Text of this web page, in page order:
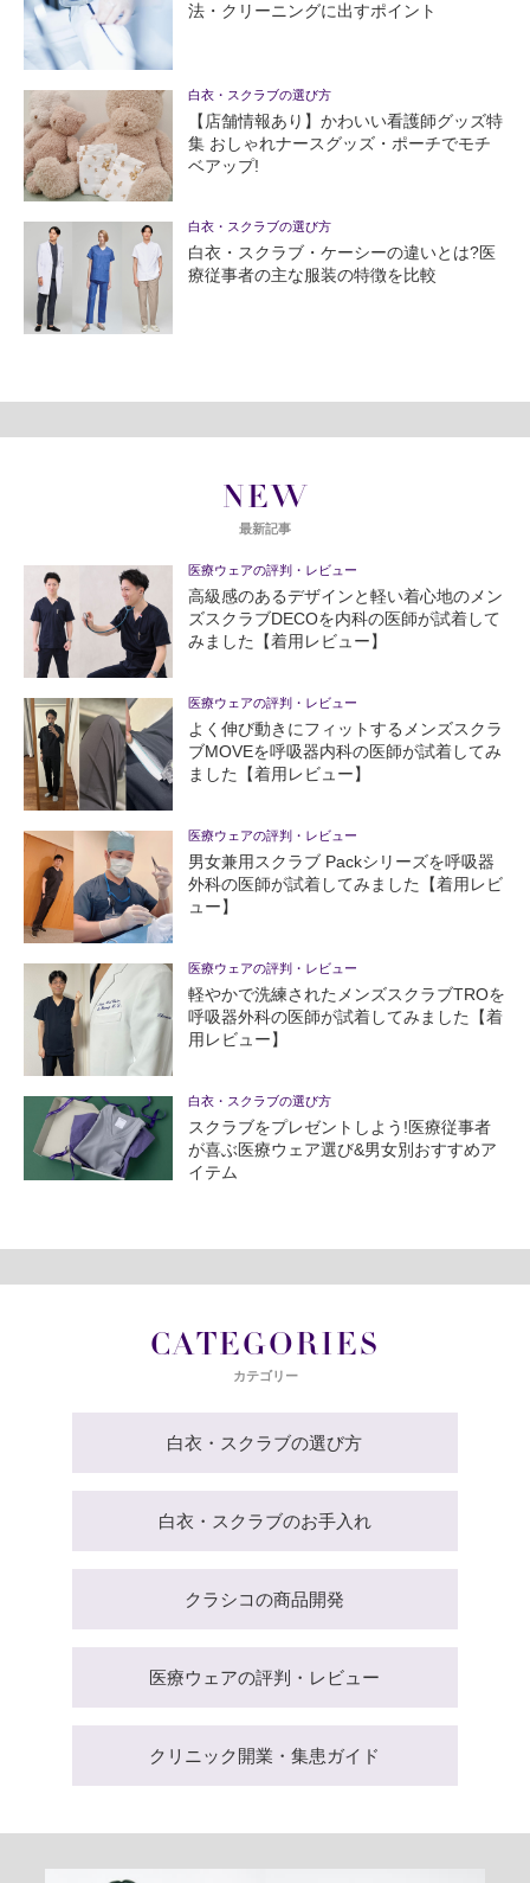
法・クリーニングに出すポイント
白衣・スクラブの選び方
【店舗情報あり】かわいい看護師グッズ特
集 おしゃれナースグッズ・ポーチでモチ
ベアップ!
白衣・スクラブの選び方
白衣・スクラブ・ケーシーの違いとは?医
療従事者の主な服装の特徴を比較
NEW
最新記事
医療ウェアの評判・レビュー
高級感のあるデザインと軽い着心地のメン
ズスクラブDECOを内科の医師が試着して
みました【着用レビュー】
医療ウェアの評判・レビュー
よく伸び動きにフィットするメンズスクラ
ブMOVEを呼吸器内科の医師が試着してみ
ました【着用レビュー】
医療ウェアの評判・レビュー
男女兼用スクラブ Packシリーズを呼吸器
外科の医師が試着してみました【着用レビ
ュー】
医療ウェアの評判・レビュー
軽やかで洗練されたメンズスクラブTROを
呼吸器外科の医師が試着してみました【着
用レビュー】
白衣・スクラブの選び方
スクラブをプレゼントしよう!医療従事者
が喜ぶ医療ウェア選び&男女別おすすめア
イテム
CATEGORIES
カテゴリー
白衣・スクラブの選び方
白衣・スクラブのお手入れ
クラシコの商品開発
医療ウェアの評判・レビュー
クリニック開業・集患ガイド